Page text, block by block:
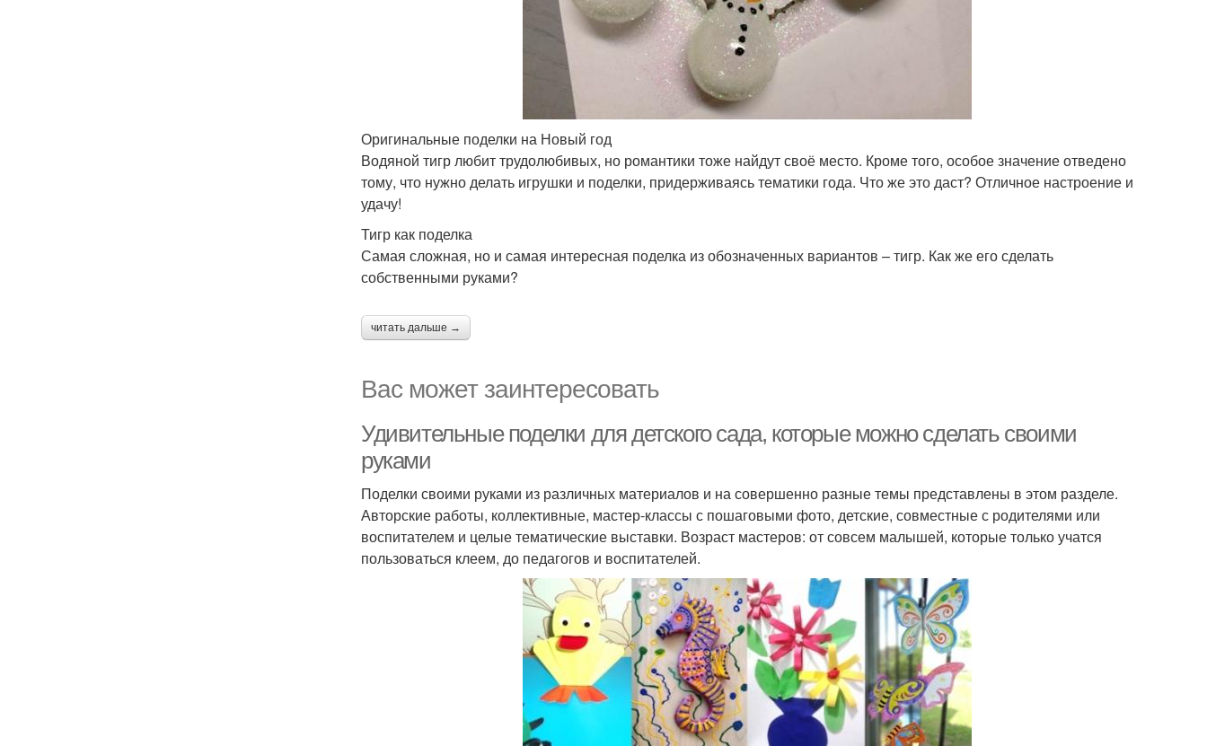
Оригинальные поделки на Новый год
Водяной тигр любит трудолюбивых, но романтики тоже найдут своё место. Кроме того, особое значение отведено
тому, что нужно делать игрушки и поделки, придерживаясь тематики года. Что же это даст? Отличное настроение и
удачу!
Тигр как поделка
Самая сложная, но и самая интересная поделка из обозначенных вариантов – тигр. Как же его сделать
собственными руками?
читать дальше →
Вас может заинтересовать
Удивительные поделки для детского сада, которые можно сделать своими
руками
Поделки своими руками из различных материалов и на совершенно разные темы представлены в этом разделе.
Авторские работы, коллективные, мастер-классы с пошаговыми фото, детские, совместные с родителями или
воспитателем и целые тематические выставки. Возраст мастеров: от совсем малышей, которые только учатся
пользоваться клеем, до педагогов и воспитателей.